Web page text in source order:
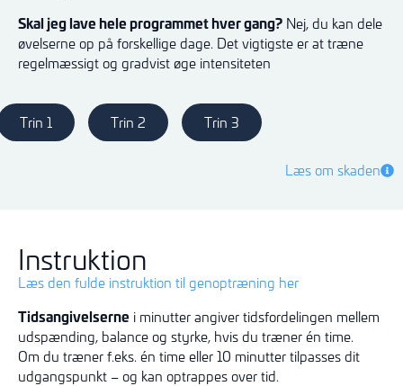
Skal jeg lave hele programmet hver gang? Nej, du kan dele
øvelserne op på forskellige dage. Det vigtigste er at træne
regelmæssigt og gradvist øge intensiteten
Trin 1 Trin 2 Trin 3
Læs om skaden
Instruktion
Læs den fulde instruktion til genoptræning her
Tidsangivelserne i minutter angiver tidsfordelingen mellem
udspænding, balance og styrke, hvis du træner én time.
Om du træner f.eks. én time eller 10 minutter tilpasses dit
udgangspunkt – og kan optrappes over tid.